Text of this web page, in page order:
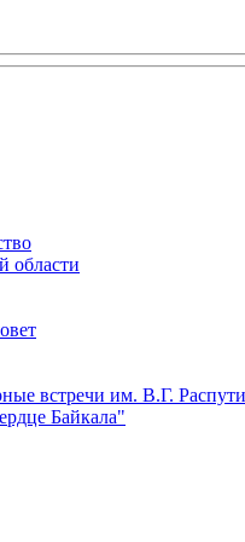
области
встречи им. В.Г.
Байкала"